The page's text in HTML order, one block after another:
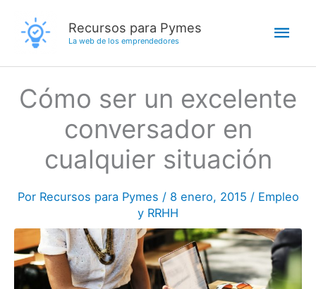
contenido
Recursos para Pymes
La web de los emprendedores
Cómo ser un excelente
conversador en
cualquier situación
Por Recursos para Pymes / 8 enero, 2015 / Empleo
y RRHH